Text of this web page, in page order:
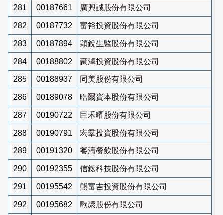
281 00187661 廣興誠股份有限公司
282 00187732 富裕投資股份有限公司
283 00187894 穎銳生醫股份有限公司
284 00188802 豪澤投資股份有限公司
285 00188937 同美股份有限公司
286 00189078 晧爾資本股份有限公司
287 00190722 巨禾曜股份有限公司
288 00190791 宏羣投資股份有限公司
289 00191320 饕濤餐飲股份有限公司
290 00192355 信鋐科技股份有限公司
291 00195542 熊富吉投資股份有限公司
292 00195682 歐聚股份有限公司